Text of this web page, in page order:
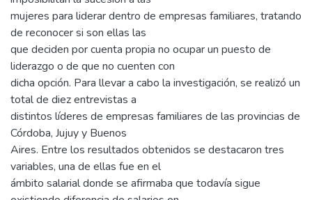
mujeres para liderar dentro de empresas familiares, tratando
de reconocer si son ellas las
que deciden por cuenta propia no ocupar un puesto de
liderazgo o de que no cuenten con
dicha opción. Para llevar a cabo la investigación, se realizó un
total de diez entrevistas a
distintos líderes de empresas familiares de las provincias de
Córdoba, Jujuy y Buenos
Aires. Entre los resultados obtenidos se destacaron tres
variables, una de ellas fue en el
ámbito salarial donde se afirmaba que todavía sigue